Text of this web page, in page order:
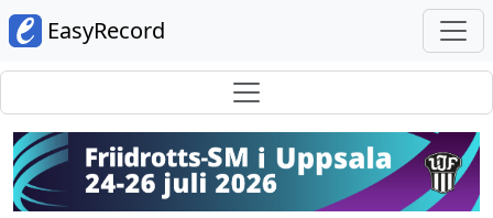
EasyRecord